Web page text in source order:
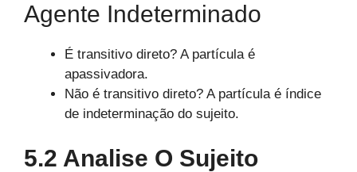
Agente Indeterminado
É transitivo direto? A partícula é
apassivadora.
Não é transitivo direto? A partícula é índice
de indeterminação do sujeito.
5.2 Analise O Sujeito